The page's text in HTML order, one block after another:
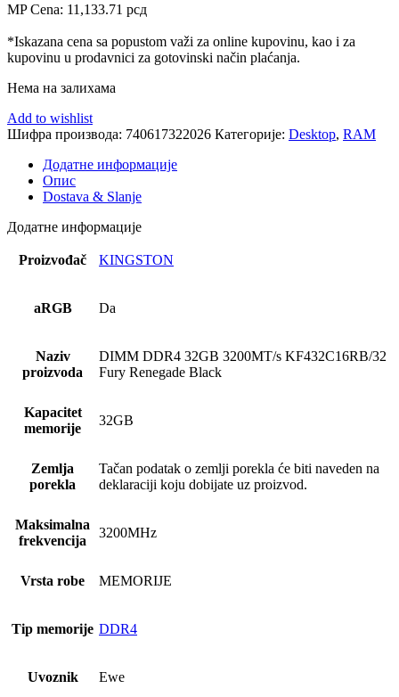
MP Cena: 11,133.71 рсд
*Iskazana cena sa popustom važi za online kupovinu, kao i za
kupovinu u prodavnici za gotovinski način plaćanja.
Нема на залихама
Add to wishlist
Шифра производа: 740617322026 Категорије: Desktop, RAM
Додатне информације
Опис
Dostava & Slanje
Додатне информације
Proizvođač KINGSTON
aRGB Da
Naziv
proizvoda
DIMM DDR4 32GB 3200MT/s KF432C16RB/32
Fury Renegade Black
Kapacitet
memorije
32GB
Zemlja
porekla
Tačan podatak o zemlji porekla će biti naveden na
deklaraciji koju dobijate uz proizvod.
Maksimalna
frekvencija
3200MHz
Vrsta robe MEMORIJE
Tip memorije DDR4
Uvoznik Ewe